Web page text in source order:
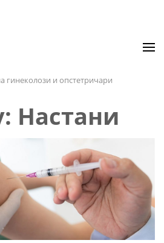
гинеколози и опстетричари
Настани